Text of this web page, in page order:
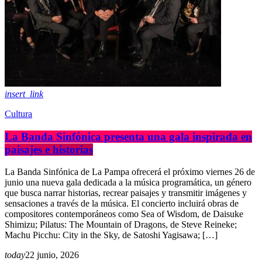
insert_link
Cultura
La Banda Sinfónica presenta una gala inspirada en
paisajes e historias
La Banda Sinfónica de La Pampa ofrecerá el próximo viernes 26 de
junio una nueva gala dedicada a la música programática, un género
que busca narrar historias, recrear paisajes y transmitir imágenes y
sensaciones a través de la música. El concierto incluirá obras de
compositores contemporáneos como Sea of Wisdom, de Daisuke
Shimizu; Pilatus: The Mountain of Dragons, de Steve Reineke;
Machu Picchu: City in the Sky, de Satoshi Yagisawa; […]
today22 junio, 2026